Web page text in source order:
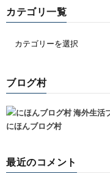
カテゴリ一覧
ブログ村
にほんブログ村
最近のコメント